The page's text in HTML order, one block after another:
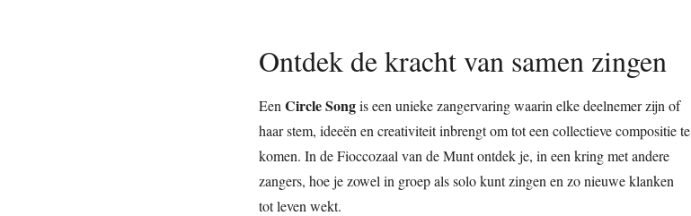
Ontdek de kracht van samen zingen
Een Circle Songis een unieke zangervaring waarin elke deelnemer zijn of
haar stem, ideeën en creativiteit inbrengt om tot een collectieve compositie te
komen. In de Fioccozaal van de Munt ontdek je, in een kring met andere
zangers, hoe je zowel in groep als solo kunt zingen en zo nieuwe klanken
tot leven wekt.